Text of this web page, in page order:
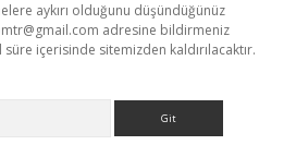
aykırı olduğunu düşündüğünüz
adresine bildirmeniz
içerisinde sitemizden kaldırılacaktır.